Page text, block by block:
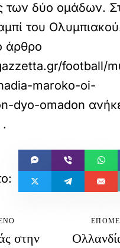
των δύο ομάδων.
του
άρθρο
football/
maroko-oi-
dyo-omadon
.
στην